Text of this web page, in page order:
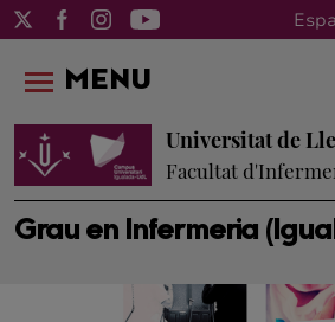
Grau en Infermeria
Universitat de
Facultat
MENU